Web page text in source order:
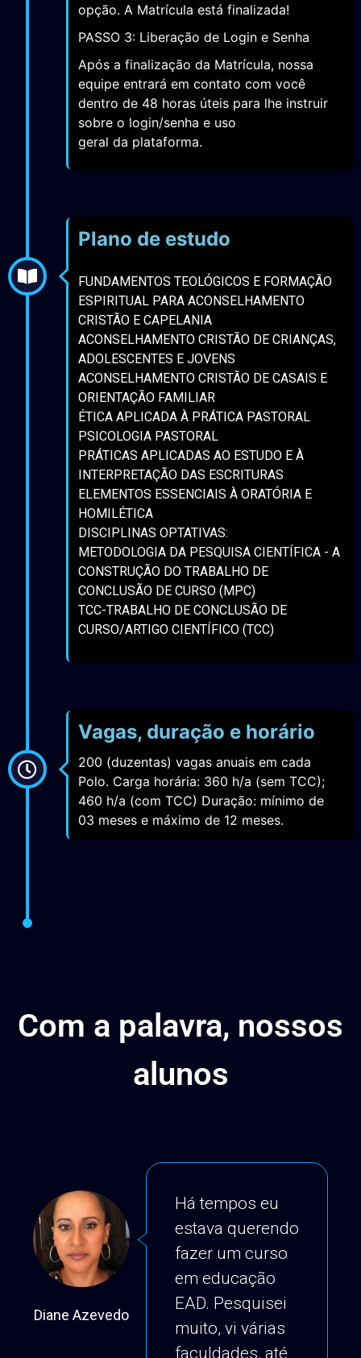
opção. A Matrícula está finalizada!
PASSO 3: Liberação de Login e Senha
Após a finalização da Matrícula, nossa
equipe entrará em contato com você
dentro de 48 horas úteis para lhe instruir
sobre o login/senha e uso
geral da plataforma.
Plano de estudo
FUNDAMENTOS TEOLÓGICOS E FORMAÇÃO
ESPIRITUAL PARA ACONSELHAMENTO
CRISTÃO E CAPELANIA
ACONSELHAMENTO CRISTÃO DE CRIANÇAS,
ADOLESCENTES E JOVENS
ACONSELHAMENTO CRISTÃO DE CASAIS E
ORIENTAÇÃO FAMILIAR
ÉTICA APLICADA À PRÁTICA PASTORAL
PSICOLOGIA PASTORAL
PRÁTICAS APLICADAS AO ESTUDO E À
INTERPRETAÇÃO DAS ESCRITURAS
ELEMENTOS ESSENCIAIS À ORATÓRIA E
HOMILÉTICA
DISCIPLINAS OPTATIVAS:
METODOLOGIA DA PESQUISA CIENTÍFICA - A
CONSTRUÇÃO DO TRABALHO DE
CONCLUSÃO DE CURSO (MPC)
TCC-TRABALHO DE CONCLUSÃO DE
CURSO/ARTIGO CIENTÍFICO (TCC)
Vagas, duração e horário
200 (duzentas) vagas anuais em cada
Polo. Carga horária: 360 h/a (sem TCC);
460 h/a (com TCC) Duração: mínimo de
03 meses e máximo de 12 meses.
Com a palavra, nossos
alunos
Há tempos eu
estava querendo
fazer um curso
em educação
EAD. Pesquisei
muito, vi várias
faculdades, até
Diane Azevedo